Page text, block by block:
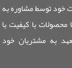
توسط مشاوره به
با کیفیت با
به مشتریان خود